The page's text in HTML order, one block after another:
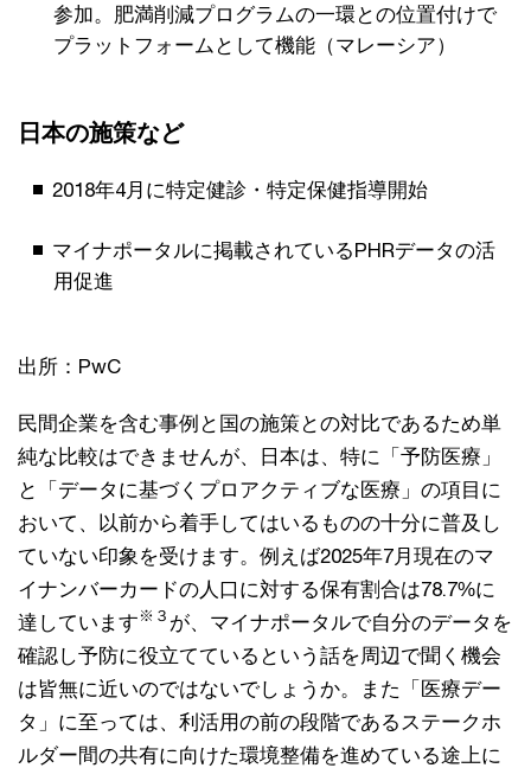
参加。肥満削減プログラムの一環との位置付けで
プラットフォームとして機能（マレーシア）
日本の施策など
2018年4月に特定健診・特定保健指導開始
マイナポータルに掲載されているPHRデータの活
用促進
出所：PwC
民間企業を含む事例と国の施策との対比であるため単
純な比較はできませんが、日本は、特に「予防医療」
と「データに基づくプロアクティブな医療」の項目に
おいて、以前から着手してはいるものの十分に普及し
ていない印象を受けます。例えば2025年7月現在のマ
イナンバーカードの人口に対する保有割合は78.7%に
達しています※３ が、マイナポータルで自分のデータを
確認し予防に役立てているという話を周辺で聞く機会
は皆無に近いのではないでしょうか。また「医療デー
タ」に至っては、利活用の前の段階であるステークホ
ルダー間の共有に向けた環境整備を進めている途上に